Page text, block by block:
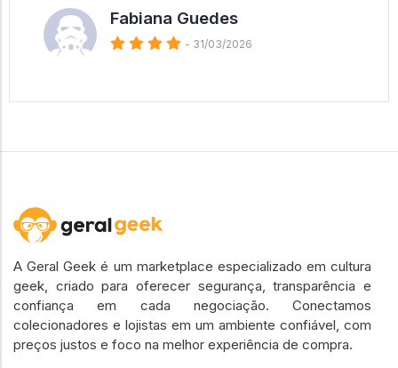
Fabiana Guedes
- 31/03/2026
A Geral Geek é um marketplace especializado em cultura
geek, criado para oferecer segurança, transparência e
confiança em cada negociação. Conectamos
colecionadores e lojistas em um ambiente confiável, com
preços justos e foco na melhor experiência de compra.